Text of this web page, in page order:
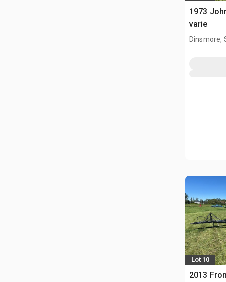
1973
varie
Dinsmore,
Lot 10
2013